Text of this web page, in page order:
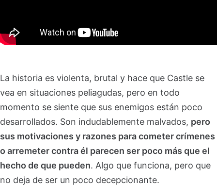
La historia es violenta, brutal y hace que Castle se
vea en situaciones peliagudas, pero en todo
momento se siente que sus enemigos están poco
desarrollados. Son indudablemente malvados, pero
sus motivaciones y razones para cometer crímenes
o arremeter contra él parecen ser poco más que el
hecho de que pueden. Algo que funciona, pero que
no deja de ser un poco decepcionante.